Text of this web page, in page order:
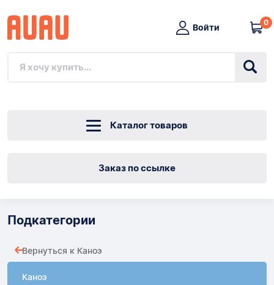
Войти
0
Каталог товаров
Заказ по ссылке
Подкатегории
Вернуться к Каноэ
Каноэ